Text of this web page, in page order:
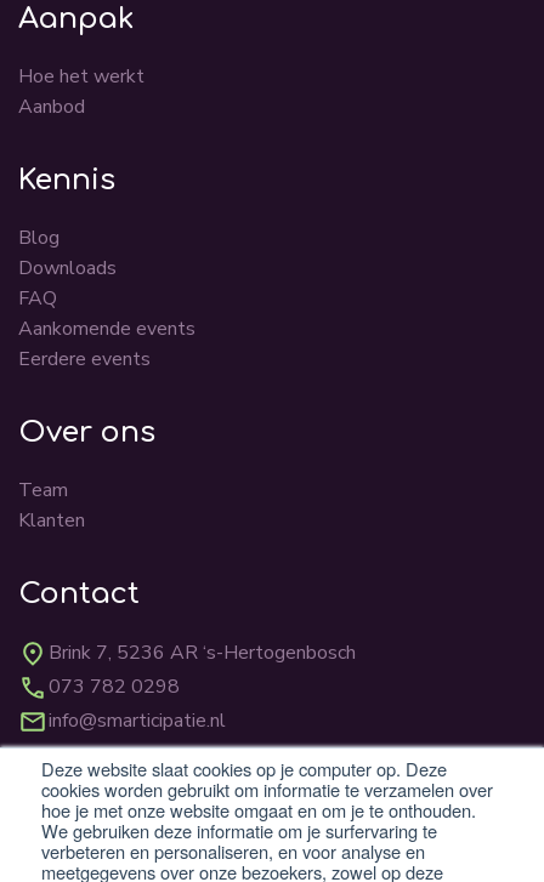
Deze website slaat cookies op je computer op. Deze
cookies worden gebruikt om informatie te verzamelen over
hoe je met onze website omgaat en om je te onthouden.
We gebruiken deze informatie om je surfervaring te
verbeteren en personaliseren, en voor analyse en
meetgegevens over onze bezoekers, zowel op deze
Aanpak
Hoe het werkt
Aanbod
Kennis
Blog
Downloads
FAQ
Aankomende events
Eerdere events
Over ons
Team
Klanten
Contact
Brink 7, 5236 AR ‘s-Hertogenbosch
073 782 0298
info@smarticipatie.nl
BTW: NL862824059B01
KvK: 83310231